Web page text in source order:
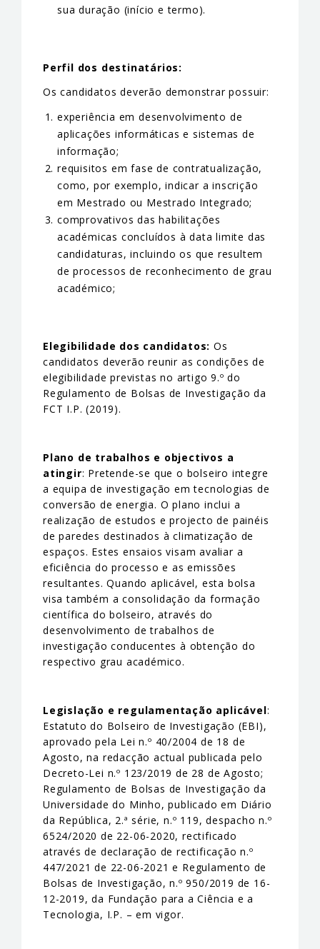
sua duração (início e termo).
Perfil dos destinatários:
Os candidatos deverão demonstrar possuir:
experiência em desenvolvimento de
aplicações informáticas e sistemas de
informação;
requisitos em fase de contratualização,
como, por exemplo, indicar a inscrição
em Mestrado ou Mestrado Integrado;
comprovativos das habilitações
académicas concluídos à data limite das
candidaturas, incluindo os que resultem
de processos de reconhecimento de grau
académico;
Elegibilidade dos candidatos: Os
candidatos deverão reunir as condições de
elegibilidade previstas no artigo 9.º do
Regulamento de Bolsas de Investigação da
FCT I.P. (2019).
Plano de trabalhos e objectivos a
atingir: Pretende-se que o bolseiro integre
a equipa de investigação em tecnologias de
conversão de energia. O plano inclui a
realização de estudos e projecto de painéis
de paredes destinados à climatização de
espaços. Estes ensaios visam avaliar a
eficiência do processo e as emissões
resultantes. Quando aplicável, esta bolsa
visa também a consolidação da formação
científica do bolseiro, através do
desenvolvimento de trabalhos de
investigação conducentes à obtenção do
respectivo grau académico.
Legislação e regulamentação aplicável:
Estatuto do Bolseiro de Investigação (EBI),
aprovado pela Lei n.º 40/2004 de 18 de
Agosto, na redacção actual publicada pelo
Decreto-Lei n.º 123/2019 de 28 de Agosto;
Regulamento de Bolsas de Investigação da
Universidade do Minho, publicado em Diário
da República, 2.ª série, n.º 119, despacho n.º
6524/2020 de 22-06-2020, rectificado
através de declaração de rectificação n.º
447/2021 de 22-06-2021 e Regulamento de
Bolsas de Investigação, n.º 950/2019 de 16-
12-2019, da Fundação para a Ciência e a
Tecnologia, I.P. – em vigor.